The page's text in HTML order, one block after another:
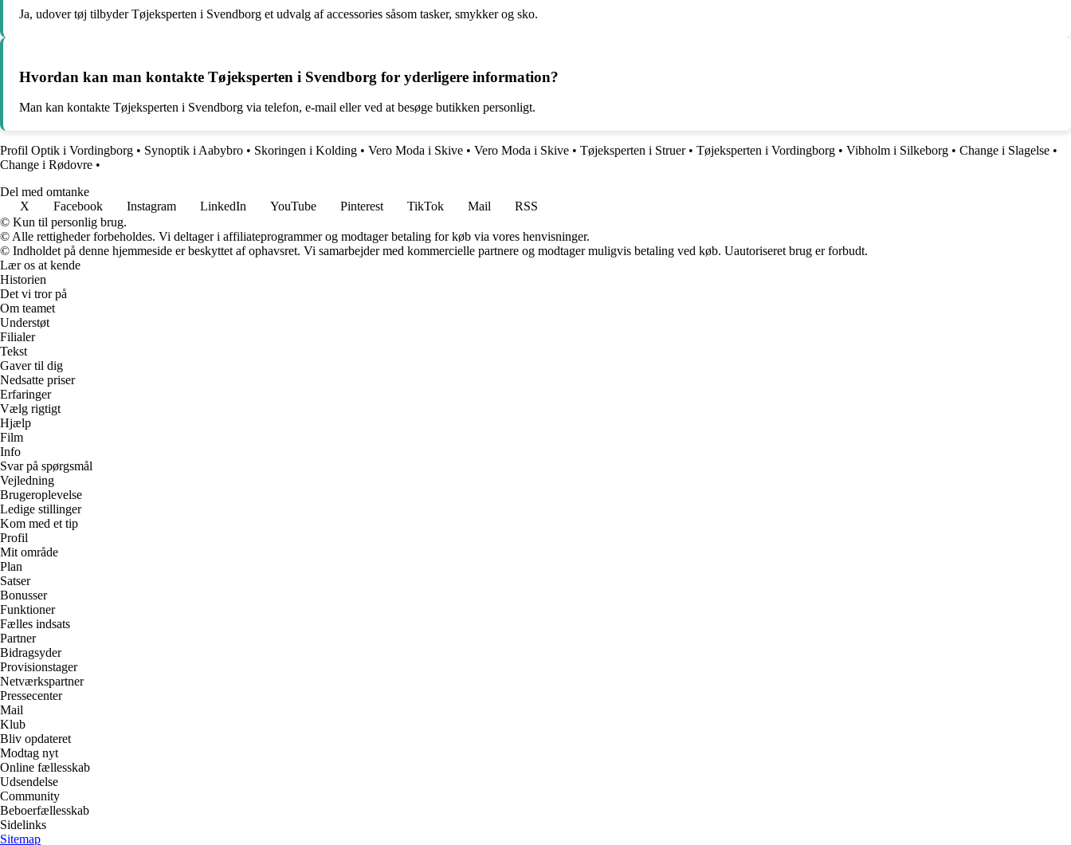
Ja, udover tøj tilbyder Tøjeksperten i Svendborg et udvalg af accessories såsom tasker, smykker og sko.
Hvordan kan man kontakte Tøjeksperten i Svendborg for yderligere information?
Man kan kontakte Tøjeksperten i Svendborg via telefon, e-mail eller ved at besøge butikken personligt.
Profil Optik i Vordingborg • Synoptik i Aabybro • Skoringen i Kolding • Vero Moda i Skive • Vero Moda i Skive • Tøjeksperten i Struer• Tøjeksperten i Vordingborg • Vibholm i Silkeborg • Change i Slagelse •
Change i Rødovre •
Del med omtanke
X
Facebook Instagram LinkedIn YouTube Pinterest TikTok Mail
RSS
© Kun til personlig brug.
© Alle rettigheder forbeholdes. Vi deltager i affiliateprogrammer og modtager betaling for køb via vores henvisninger.
© Indholdet på denne hjemmeside er beskyttet af ophavsret. Vi samarbejder med kommercielle partnere og modtager muligvis betaling ved køb. Uautoriseret brug er forbudt.
Lær os at kende
Historien
Det vi tror på
Om teamet
Understøt
Filialer
Tekst
Gaver til dig
Nedsatte priser
Erfaringer
Vælg rigtigt
Hjælp
Film
Info
Svar på spørgsmål
Vejledning
Brugeroplevelse
Ledige stillinger
Kom med et tip
Profil
Mit område
Plan
Satser
Bonusser
Funktioner
Fælles indsats
Partner
Bidragsyder
Provisionstager
Netværkspartner
Pressecenter
Mail
Klub
Bliv opdateret
Modtag nyt
Online fællesskab
Udsendelse
Community
Beboerfællesskab
Sidelinks
Sitemap